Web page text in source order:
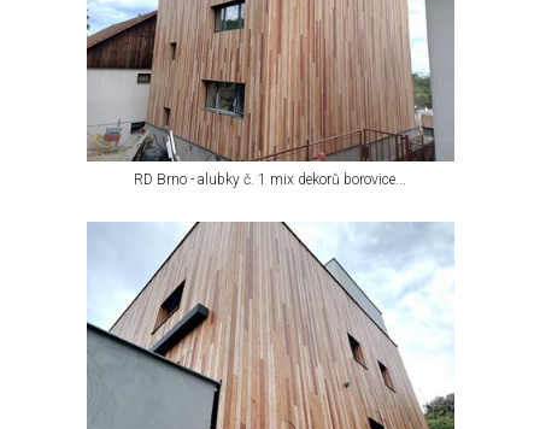
RD Brno - alubky č. 1 mix dekorů borovice...